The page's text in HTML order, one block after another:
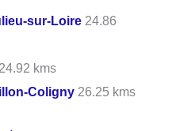
sur-Loire 24.86
24.92 kms
Coligny 26.25 kms